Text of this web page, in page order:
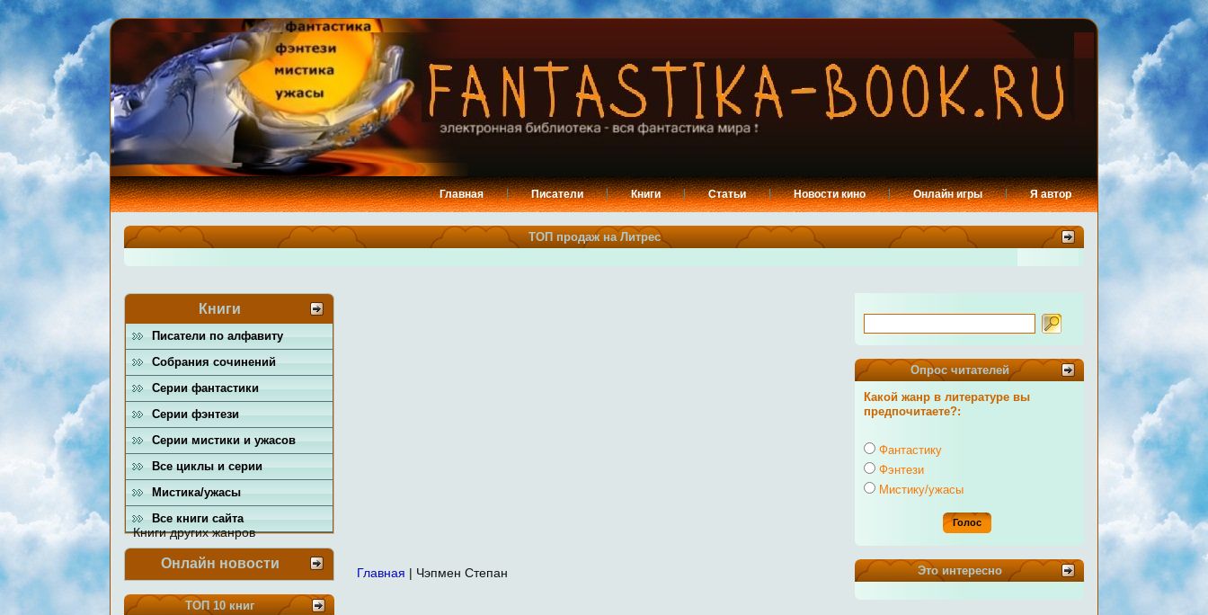
Главная Писатели Книги Статьи Новости кино Онлайн игры Я автор
ТОП продаж на Литрес
Книги
Писатели по алфавиту
Собрания сочинений
Серии фантастики
Серии фэнтези
Серии мистики и ужасов
Все циклы и серии
Мистика/ужасы
Все книги сайта
Книги других жанров
Онлайн новости
ТОП 10 книг
Главная | Чэпмен Степан
Опрос читателей
Какой жанр в литературе вы
предпочитаете?:
Фантастику
Фэнтези
Мистику/ужасы
Это интересно